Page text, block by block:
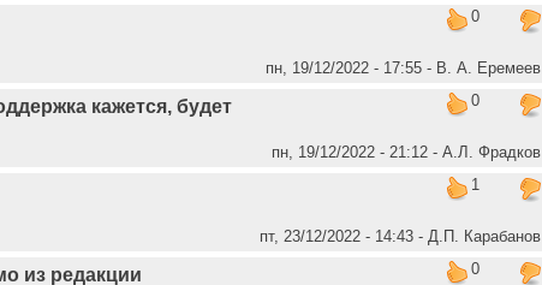
0
пн, 19/12/2022 - 17:55 - В. А. Еремеев
0
кажется, будет
пн, 19/12/2022 - 21:12 - А.Л. Фрадков
1
пт, 23/12/2022 - 14:43 - Д.П. Карабанов
0
из редакции